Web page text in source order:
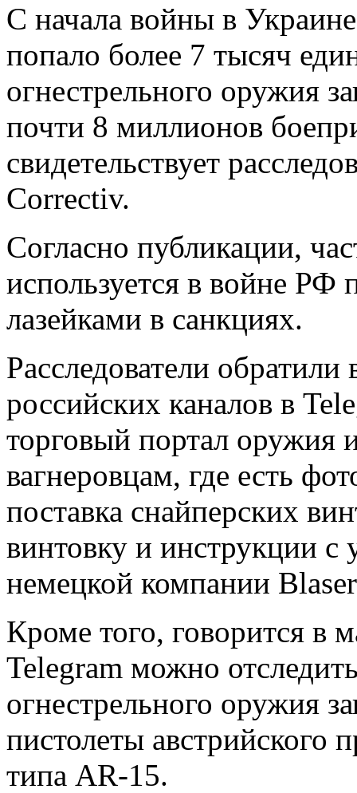
С начала войны в
попало более 7 тысяч
огнестрельного оружия
почти 8 миллионов
свидетельствует
Correctiv.
Согласно публикации,
используется в войне РФ
лазейками в санкциях.
Расследователи
российских каналов в
торговый портал оружия
вагнеровцам, где есть
поставка снайперских
винтовку и инструкции с
немецкой компании
Кроме того, говорится в
Telegram можно
огнестрельного оружия
пистолеты австрийского
типа AR-15.